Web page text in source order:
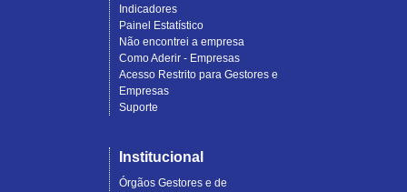
Indicadores
Painel Estatístico
Não encontrei a empresa
Como Aderir - Empresas
Acesso Restrito para Gestores e
Empresas
Suporte
Institucional
Órgãos Gestores e de